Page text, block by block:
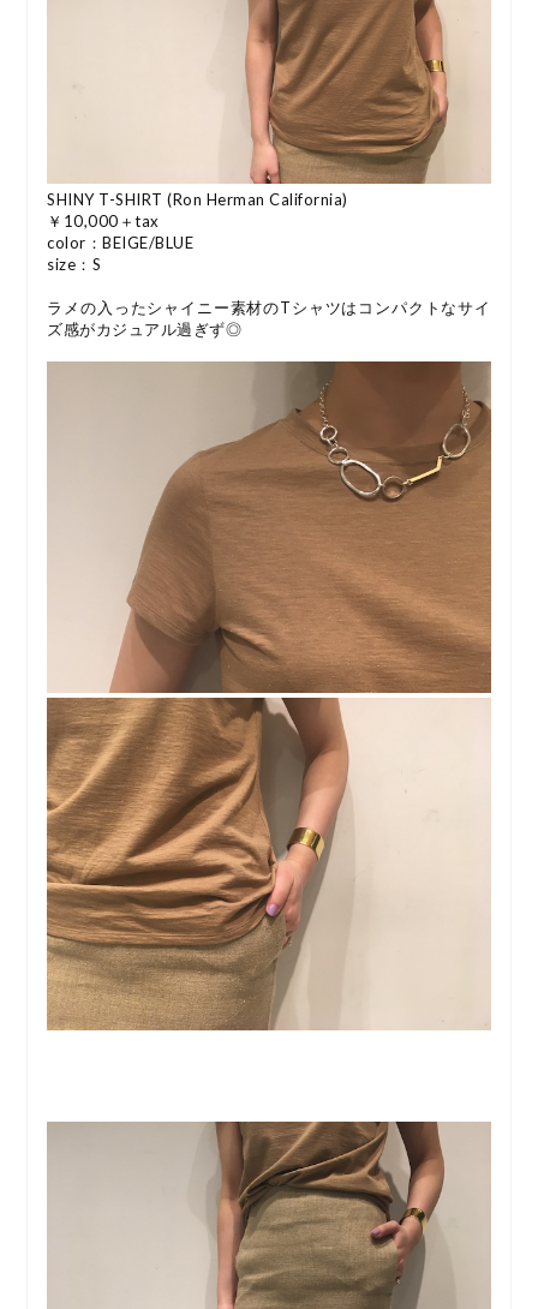
SHINY T-SHIRT (Ron Herman California)
￥10,000＋tax
color：BEIGE/BLUE
size：S
ラメの入ったシャイニー素材のTシャツはコンパクトなサイ
ズ感がカジュアル過ぎず◎